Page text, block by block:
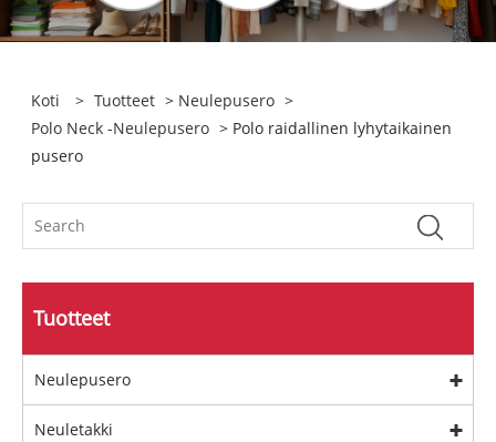
Koti > Tuotteet > Neulepusero >
Polo Neck -neulepusero > Polo raidallinen lyhytaikainen
pusero
Tuotteet
Neulepusero
Neuletakki